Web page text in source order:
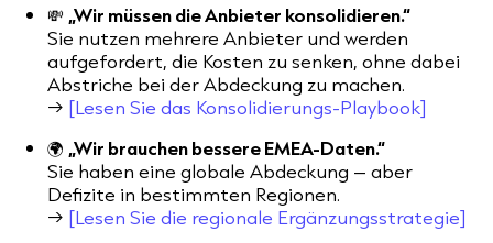
💸 „Wir müssen die Anbieter konsolidieren.“
Sie nutzen mehrere Anbieter und werden
aufgefordert, die Kosten zu senken, ohne dabei
Abstriche bei der Abdeckung zu machen.
→ [Lesen Sie das Konsolidierungs-Playbook]
🌍 „Wir brauchen bessere EMEA-Daten.“
Sie haben eine globale Abdeckung – aber
Defizite in bestimmten Regionen.
→ [Lesen Sie die regionale Ergänzungsstrategie]